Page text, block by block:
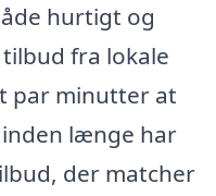
hurtigt og
fra lokale
par minutter at
længe har
der matcher